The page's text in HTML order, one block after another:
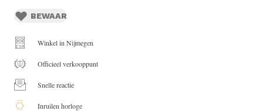
BEWAAR
Winkel in Nijmegen
Officieel verkooppunt
Snelle reactie
Inruilen horloge